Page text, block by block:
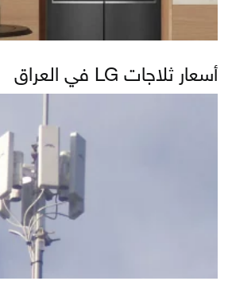
أسعار ثلاجات LG في العراق